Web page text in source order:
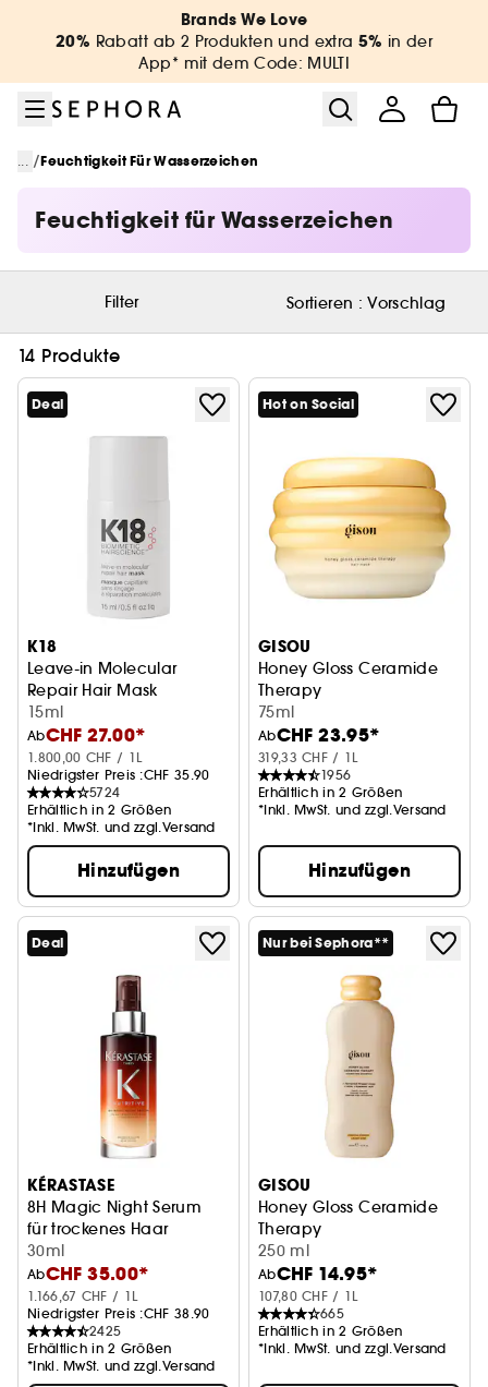
Brands We Love
20% Rabatt ab 2 Produkten und extra 5% in der
App* mit dem Code: MULTI
... /Feuchtigkeit Für Wasserzeichen
Feuchtigkeit für Wasserzeichen
Filter Sortieren :Vorschlag
14 Produkte
Deal
K18
Leave-in Molecular
Repair Hair Mask
Pflege für geschädigtes Haar - Reisegröße
15ml
AbCHF 27.00*
1.800,00 CHF / 1L
Niedrigster Preis :CHF 35.90
5724
Erhältlich in 2 Größen
*Inkl. MwSt. und zzgl.Versand
Hinzufügen
Hot on Social
GISOU
Honey Gloss Ceramide
Therapy
Haarmaske
75ml
AbCHF 23.95*
319,33 CHF / 1L
1956
Erhältlich in 2 Größen
*Inkl. MwSt. und zzgl.Versand
Hinzufügen
Deal
KÉRASTASE
8H Magic Night Serum
für trockenes Haar
30ml
AbCHF 35.00*
1.166,67 CHF / 1L
Niedrigster Preis :CHF 38.90
2425
Erhältlich in 2 Größen
*Inkl. MwSt. und zzgl.Versand
Nur bei Sephora**
GISOU
Honey Gloss Ceramide
Therapy
Feuchtigkeitsspendendes
250 ml
AbCHF 14.95*
107,80 CHF / 1L
665
Erhältlich in 2 Größen
*Inkl. MwSt. und zzgl.Versand